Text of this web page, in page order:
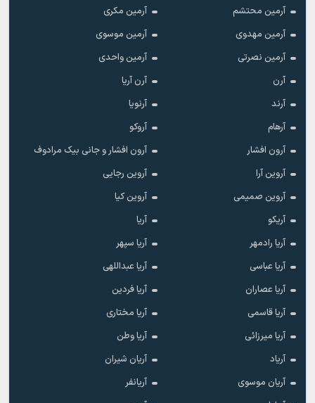
آرمین محتشم
آرمین مکری
آرمین مهدوی
آرمین موسوی
آرمین نصرتی
آرمین واحدی
آرن
آرن آریا
آرند
آرنویا
آرهام
آروکو
آرون افشار
آرون افشار و جانی بیک مرادوف
آروین آرا
آروین رجایی
آروین صمیمی
آروین کیا
آریکو
آریا
آریا رادمهر
آریا سپهر
آریا عباسی
آریا عبداللهی
آریا عصاران
آریا فردین
آریا قاسمی
آریا مختاری
آریا میرزائی
آریا وطن
آریاد
آریان شیران
آریان موسوی
آریانفر